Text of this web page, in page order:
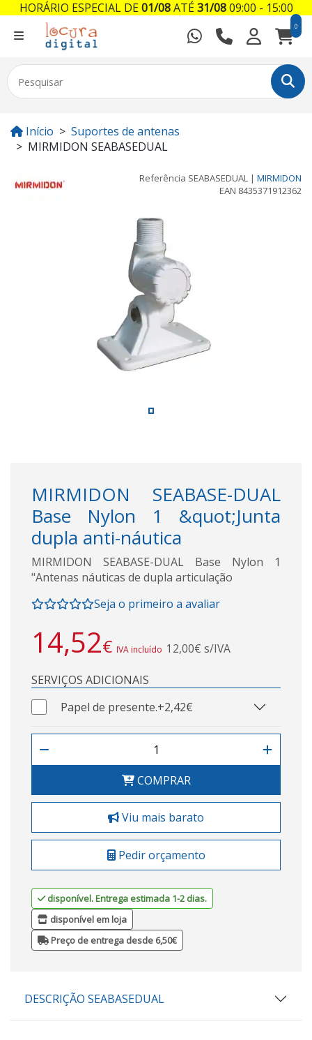
0
Início
Suportes de antenas
MIRMIDON SEABASEDUAL
Referência SEABASEDUAL | MIRMIDON
EAN 8435371912362
MIRMIDON SEABASE-DUAL
Base Nylon 1 &quot;Junta
dupla anti-náutica
MIRMIDON SEABASE-DUAL Base Nylon 1
"Antenas náuticas de dupla articulação
Seja o primeiro a avaliar
14,52€ IVA incluído 12,00€ s/IVA
SERVIÇOS ADICIONAIS
Papel de presente.+2,42€
COMPRAR
Viu mais barato
Pedir orçamento
disponível. Entrega estimada 1-2 dias.
disponível em loja
Preço de entrega desde 6,50€
DESCRIÇÃO SEABASEDUAL
HORÁRIO ESPECIAL DE01/08ATÉ31/0809:00 - 15:00